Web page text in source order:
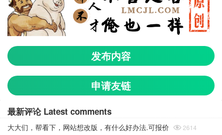
发布内容
申请友链
最新评论 Latest comments
大大们，帮看下，网站想改版，有什么好办法.可报价  2614